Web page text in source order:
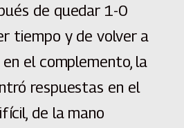
de quedar 1-0
tiempo y de volver a
el complemento, la
respuestas en el
de la mano